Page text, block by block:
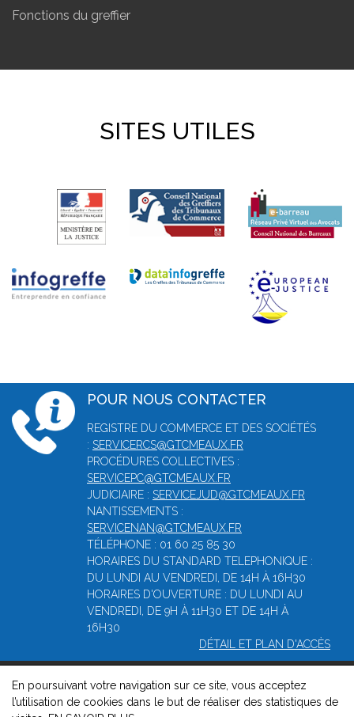
Fonctions du greffier
SITES UTILES
POUR NOUS CONTACTER
REGISTRE DU COMMERCE ET DES SOCIÉTÉS
: SERVICERCS@GTCMEAUX.FR
PROCÉDURES COLLECTIVES :
SERVICEPC@GTCMEAUX.FR
JUDICIAIRE : SERVICEJUD@GTCMEAUX.FR
NANTISSEMENTS :
SERVICENAN@GTCMEAUX.FR
TÉLÉPHONE : 01 60 25 85 30
HORAIRES DU STANDARD TELEPHONIQUE :
DU LUNDI AU VENDREDI, DE 14H À 16H30
HORAIRES D'OUVERTURE : DU LUNDI AU
VENDREDI, DE 9H À 11H30 ET DE 14H À
16H30
DÉTAIL ET PLAN D'ACCÈS
© 2026, Greffe du tribunal de commerce de Meaux -Mentions
légales-Contact -Gestion des cookies -Politique de
En poursuivant votre navigation sur ce site, vous acceptez
l’utilisation de cookies dans le but de réaliser des statistiques de